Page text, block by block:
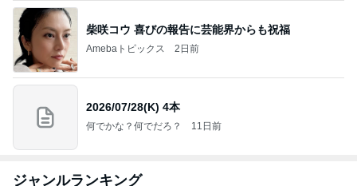
柴咲コウ 喜びの報告に芸能界からも祝福
Amebaトピックス 2日前
2026/07/28(K) 4本
何でかな？何でだろ？ 11日前
ジャンルランキング